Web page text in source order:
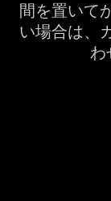
間を置いて
い場合は、
わ